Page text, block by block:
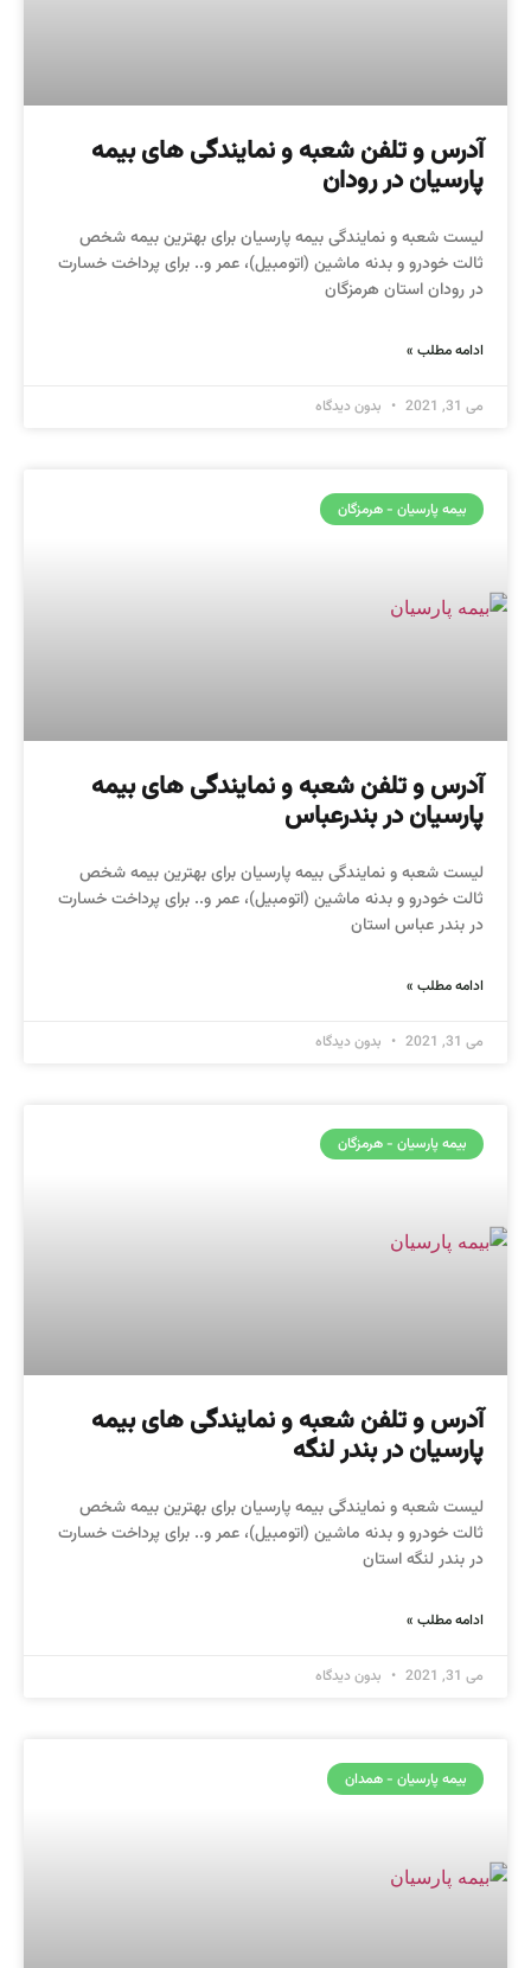
آدرس و تلفن شعبه و نمایندگی های بیمه
پارسیان در رودان
لیست شعبه و نمایندگی بیمه پارسیان برای بهترین بیمه شخص
ثالت خودرو و بدنه ماشین (اتومبیل)، عمر و.. برای پرداخت خسارت
در رودان استان هرمزگان
ادامه مطلب »
می 31, 2021 بدون دیدگاه
بیمه پارسیان - هرمزگان
آدرس و تلفن شعبه و نمایندگی های بیمه
پارسیان در بندرعباس
لیست شعبه و نمایندگی بیمه پارسیان برای بهترین بیمه شخص
ثالت خودرو و بدنه ماشین (اتومبیل)، عمر و.. برای پرداخت خسارت
در بندر عباس استان
ادامه مطلب »
می 31, 2021 بدون دیدگاه
بیمه پارسیان - هرمزگان
آدرس و تلفن شعبه و نمایندگی های بیمه
پارسیان در بندر لنگه
لیست شعبه و نمایندگی بیمه پارسیان برای بهترین بیمه شخص
ثالت خودرو و بدنه ماشین (اتومبیل)، عمر و.. برای پرداخت خسارت
در بندر لنگه استان
ادامه مطلب »
می 31, 2021 بدون دیدگاه
بیمه پارسیان - همدان